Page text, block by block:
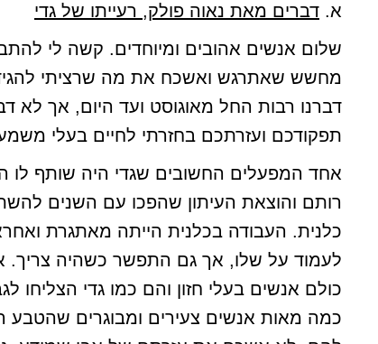
א. דברים מאת נאוה פולק, רעייתו של גדי
שלום אנשים אהובים ומיוחדים. קשה לי
מחשש שאתרגש ואשכח את מה שרציתי
דברנו רבות החל מאוגוסט ועד היום, אך לא
תפקודכם ועזרתכם בחזרתי לחיים בעלי
אחד המפעלים החשובים שגדי היה שותף לו
רותם והוצאת העיתון שהפכו עם השנים
כלנית. העבודה בכלנית הייתה מאתגרת
לעמוד על שלו, אך גם התפשר כשהיה צריך.
כולם אנשים בעלי חזון והם כמו גדי הצליחו
כמה מאות אנשים צעירים ומבוגרים שהטבע